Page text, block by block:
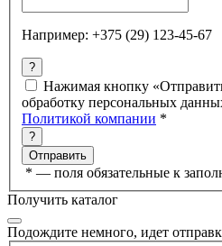
Например: +375 (29) 123-45-67
?
Нажимая кнопку
обработку персональных
Политикой компании *
?
* — поля обязательные к
Получить каталог
Подождите немного, идет